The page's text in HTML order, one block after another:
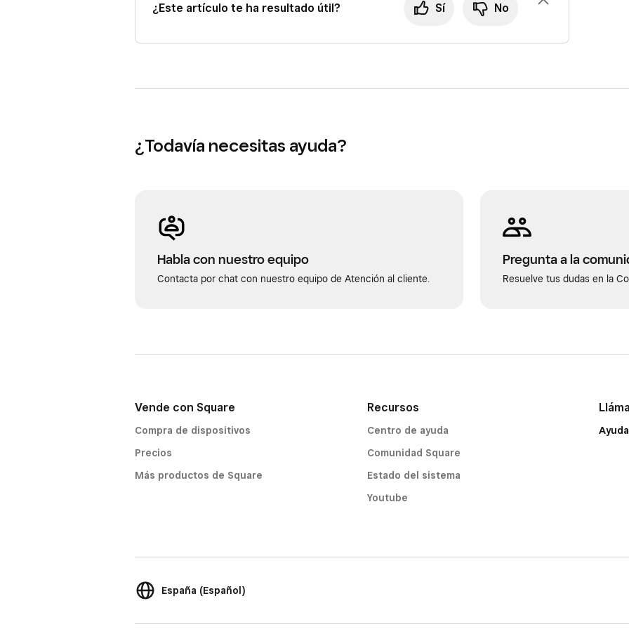
¿Este artículo te ha resultado útil? Sí No
¿Todavía necesitas ayuda?
Habla con nuestro equipo
Contacta por chat con nuestro equipo de Atención al cliente.
Pregunta a la
Resuelve tus dudas en la
Vende con Square
Compra de dispositivos
Precios
Más productos de Square
Recursos
Centro de ayuda
Comunidad Square
Estado del sistema
Youtube
España (Español)